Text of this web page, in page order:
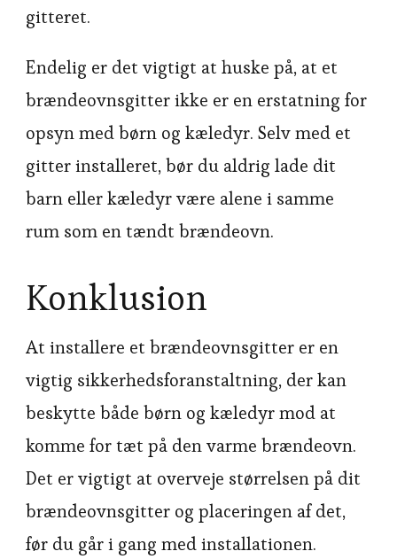
gitteret.
Endelig er det vigtigt at huske på, at et
brændeovnsgitter ikke er en erstatning for
opsyn med børn og kæledyr. Selv med et
gitter installeret, bør du aldrig lade dit
barn eller kæledyr være alene i samme
rum som en tændt brændeovn.
Konklusion
At installere et brændeovnsgitter er en
vigtig sikkerhedsforanstaltning, der kan
beskytte både børn og kæledyr mod at
komme for tæt på den varme brændeovn.
Det er vigtigt at overveje størrelsen på dit
brændeovnsgitter og placeringen af det,
før du går i gang med installationen.